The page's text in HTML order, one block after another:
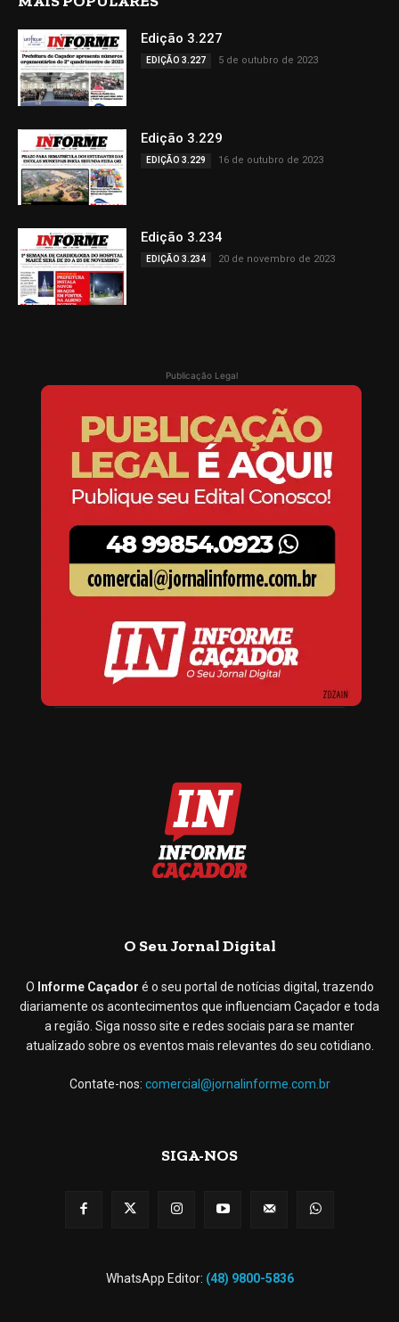
Edição 3.227
EDIÇÃO 3.227 5 de outubro de 2023
Edição 3.229
EDIÇÃO 3.229 16 de outubro de 2023
Edição 3.234
EDIÇÃO 3.234 20 de novembro de 2023
Publicação Legal
O Seu Jornal Digital
O Informe Caçador é o seu portal de notícias digital, trazendo
diariamente os acontecimentos que influenciam Caçador e toda
a região. Siga nosso site e redes sociais para se manter
atualizado sobre os eventos mais relevantes do seu cotidiano.
Contate-nos: comercial@jornalinforme.com.br
SIGA-NOS
WhatsApp Editor: (48) 9800-5836